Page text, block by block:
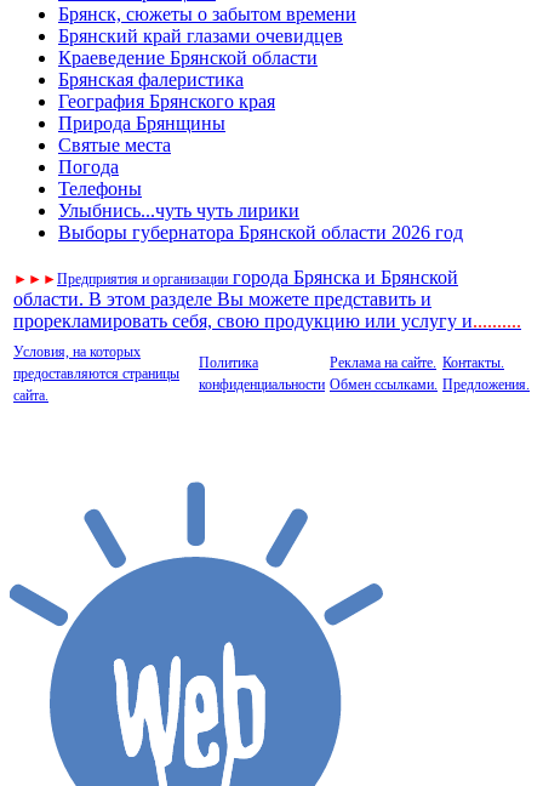
Брянск, сюжеты о забытом времени
Брянский край глазами очевидцев
Краеведение Брянской области
Брянская фалеристика
География Брянского края
Природа Брянщины
Святые места
Погода
Телефоны
Улыбнись...чуть чуть лирики
Выборы губернатора Брянской области 2026 год
► ► ►Предприятия и организации города Брянска и Брянской
области. В этом разделе Вы можете представить и
прорекламировать себя, свою продукцию или услугу и..........
Условия, на которых
предоставляются страницы
сайта.
Политика
конфиденциальности
Реклама на сайте.
Обмен ссылками.
Контакты.
Предложения.